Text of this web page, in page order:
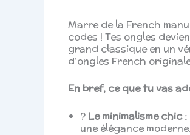
Marre de la French
codes ! Tes ongles
grand classique en un
d’ongles French
En bref, ce que tu vas
? Le minimalisme chic :
une élégance moderne.